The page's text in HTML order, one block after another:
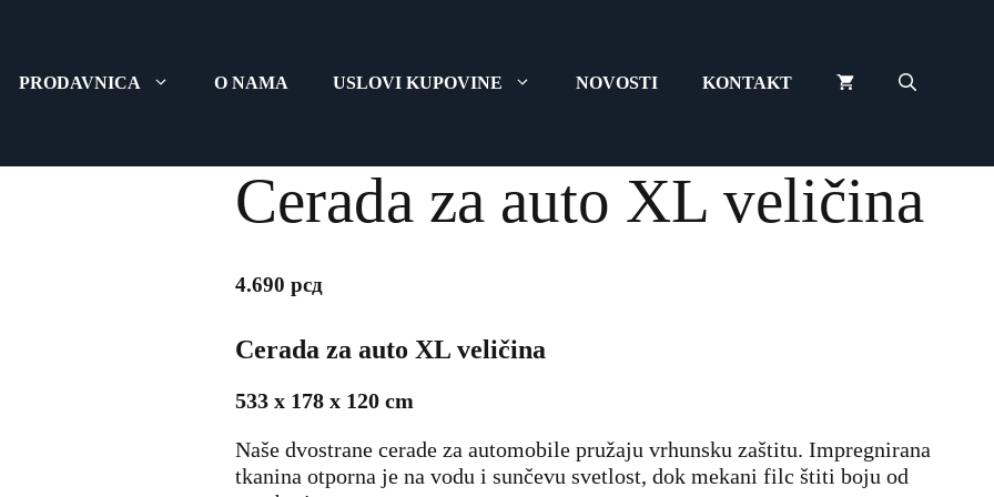
PRODAVNICA O NAMA USLOVI KUPOVINE NOVOSTI KONTAKT
Cerada za auto XL veličina
4.690 рсд
Cerada za auto XL veličina
533 x 178 x 120 cm
Naše dvostrane cerade za automobile pružaju vrhunsku zaštitu. Impregnirana
tkanina otporna je na vodu i sunčevu svetlost, dok mekani filc štiti boju od
veličina